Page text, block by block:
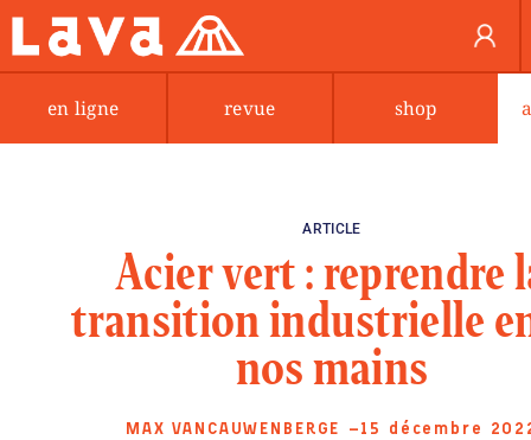
en ligne revue shop
ARTICLE
Acier vert : reprendre
transition industrielle
nos mains
MAX VANCAUWENBERGE —15 décembre